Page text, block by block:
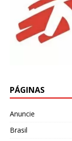
PÁGINAS
Anuncie
Brasil